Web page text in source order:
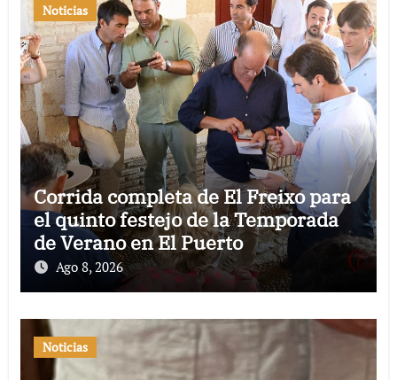
Noticias
Corrida completa de El Freixo para
el quinto festejo de la Temporada
de Verano en El Puerto
Ago 8, 2026
Noticias